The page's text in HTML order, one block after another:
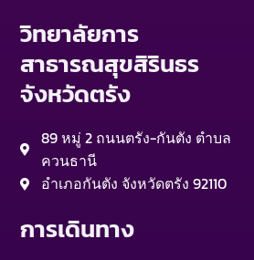
วิทยาลัยการ
สาธารณสุขสิรินธร
จังหวัดตรัง
89 หมู่ 2 ถนนตรัง-กันตัง ตำบล
ควนธานี
อำเภอกันตัง จังหวัดตรัง 92110
การเดินทาง